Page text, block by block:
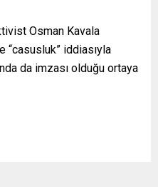
Osman Kavala
“casusluk” iddiasıyla
da imzası olduğu ortaya